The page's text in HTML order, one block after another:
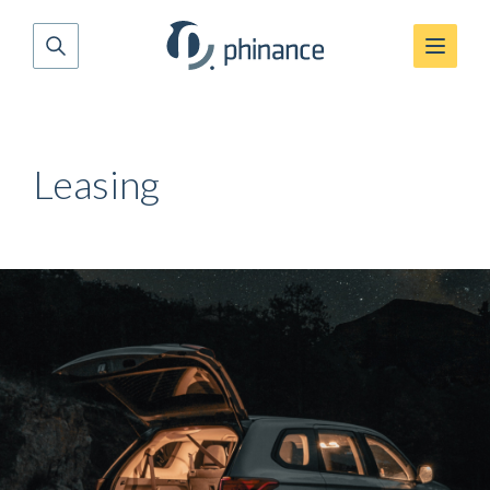
Leasing